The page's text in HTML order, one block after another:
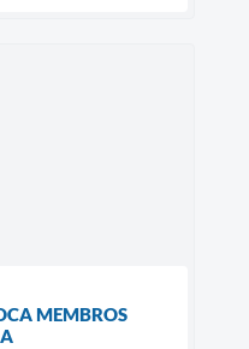
MEMBROS